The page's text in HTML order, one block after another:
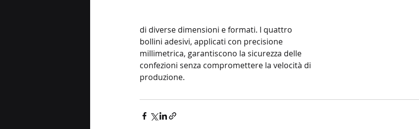
di diverse dimensioni e formati. I quattro
bollini adesivi, applicati con precisione
millimetrica, garantiscono la sicurezza delle
confezioni senza compromettere la velocità di
produzione.